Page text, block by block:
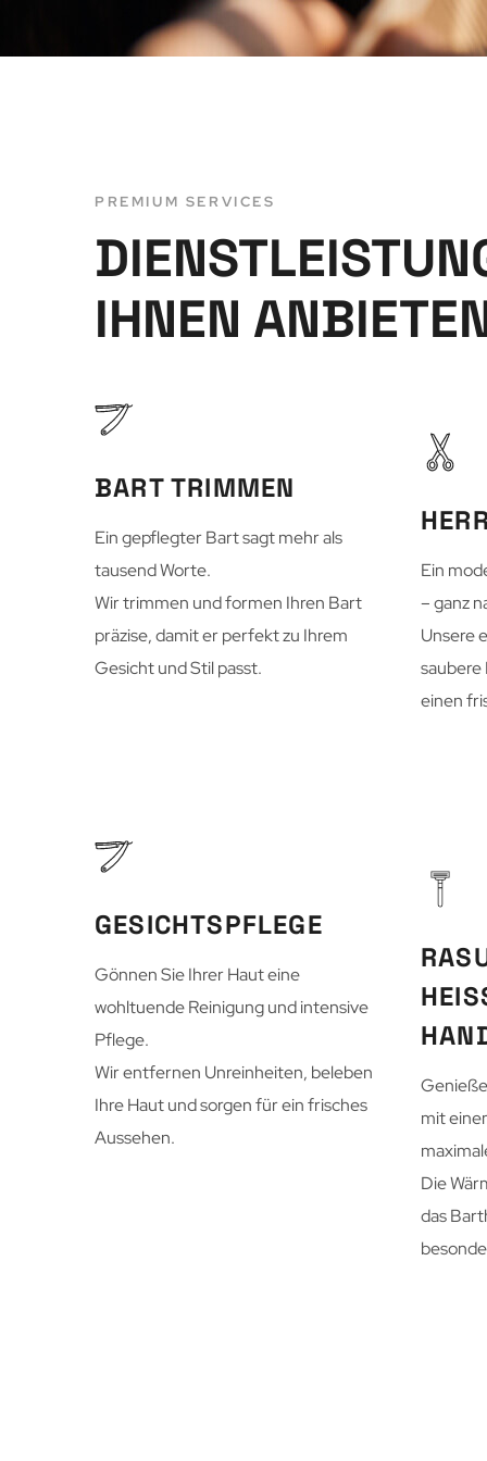
PREMIUM SERVICES
IHNEN
BART TRIMMEN
Ein gepflegter Bart sagt mehr als
tausend Worte.
Wir trimmen und formen Ihren Bart
präzise, damit er perfekt zu Ihrem
Gesicht und Stil passt.
Ein
– ganz
Unsere
saubere
einen
GESICHTSPFLEGE
Gönnen Sie Ihrer Haut eine
wohltuende Reinigung und intensive
Pflege.
Wir entfernen Unreinheiten, beleben
Ihre Haut und sorgen für ein frisches
Aussehen.
mit
Die
das